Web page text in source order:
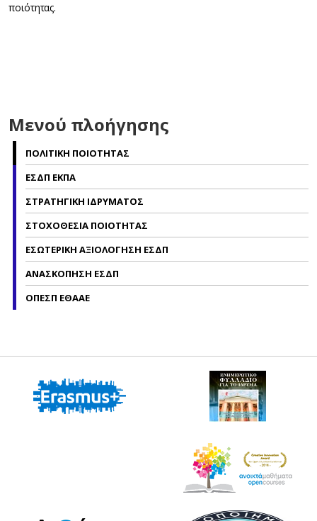
ποιότητας.
Μενού πλοήγησης
ΠΟΛΙΤΙΚΗ ΠΟΙΟΤΗΤΑΣ
ΕΣΔΠ ΕΚΠΑ
ΣΤΡΑΤΗΓΙΚΗ ΙΔΡΥΜΑΤΟΣ
ΣΤΟΧΟΘΕΣΙΑ ΠΟΙΟΤΗΤΑΣ
ΕΣΩΤΕΡΙΚΗ ΑΞΙΟΛΟΓΗΣΗ ΕΣΔΠ
ΑΝΑΣΚΟΠΗΣΗ ΕΣΔΠ
ΟΠΕΣΠ ΕΘΑΑΕ